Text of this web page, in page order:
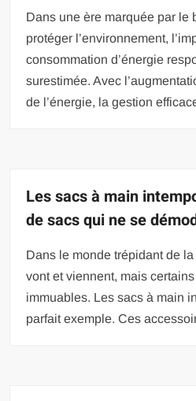
Dans une ère marquée par le
protéger l’environnement,
consommation d’énergie
surestimée. Avec
de l’énergie, la gestion
Les sacs à main
de sacs qui ne se
Dans le monde trépidant de
vont et viennent, mais
immuables. Les sacs à main
parfait exemple. Ces